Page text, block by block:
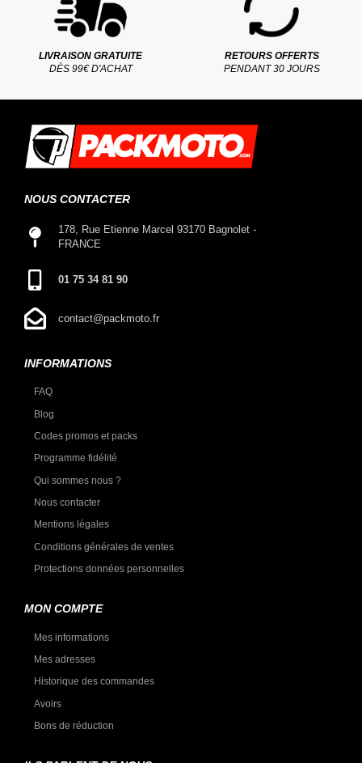
LIVRAISON GRATUITE
DÈS 99€ D'ACHAT
RETOURS OFFERTS
PENDANT 30 JOURS
NOUS CONTACTER
178, Rue Etienne Marcel 93170 Bagnolet -
FRANCE
01 75 34 81 90
contact@packmoto.fr
INFORMATIONS
FAQ
Blog
Codes promos et packs
Programme fidélité
Qui sommes nous ?
Nous contacter
Mentions légales
Conditions générales de ventes
Protections données personnelles
MON COMPTE
Mes informations
Mes adresses
Historique des commandes
Avoirs
Bons de réduction